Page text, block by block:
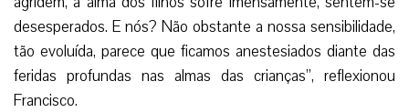
desesperados. E nós? Não obstante a nossa sensibilidade,
tão evoluída, parece que ficamos anestesiados diante das
feridas profundas nas almas das crianças”, reflexionou
Francisco.